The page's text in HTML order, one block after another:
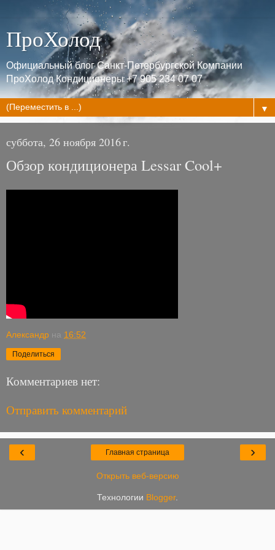
ПроХолод
Официальный блог Санкт-Петербургской Компании
ПроХолод Кондиционеры +7 905 234 07 07
▼
суббота, 26 ноября 2016 г.
Обзор кондиционера Lessar Cool+
Александр на 16:52
Поделиться
Комментариев нет:
Отправить комментарий
‹ ›
Главная страница
Открыть веб-версию
Технологии Blogger.